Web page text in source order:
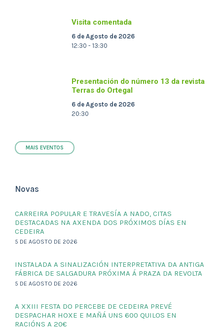
Visita comentada
6 de Agosto de 2026
12:30 - 13:30
Presentación do número 13 da revista
Terras do Ortegal
6 de Agosto de 2026
20:30
MAIS EVENTOS
Novas
CARREIRA POPULAR E TRAVESÍA A NADO, CITAS
DESTACADAS NA AXENDA DOS PRÓXIMOS DÍAS EN
CEDEIRA
5 DE AGOSTO DE 2026
INSTALADA A SINALIZACIÓN INTERPRETATIVA DA ANTIGA
FÁBRICA DE SALGADURA PRÓXIMA Á PRAZA DA REVOLTA
5 DE AGOSTO DE 2026
A XXIII FESTA DO PERCEBE DE CEDEIRA PREVÉ
DESPACHAR HOXE E MAÑÁ UNS 600 QUILOS EN
RACIÓNS A 20€